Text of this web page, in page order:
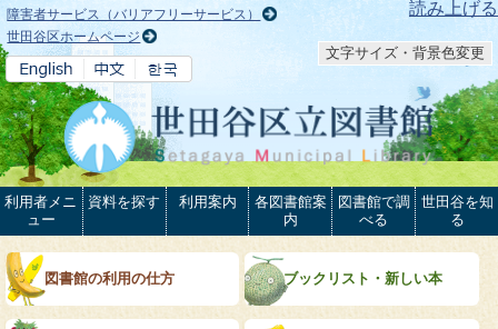
本文へ 読み上げる
障害者サービス（バリアフリーサービス）
世田谷区ホームページ
文字サイズ・背景色変更
利用者メニ
ュー
資料を探す 利用案内
各図書館案
内
図書館で調
べる
世田谷を知
る
図書館の利用の仕方 ブックリスト・新しい本